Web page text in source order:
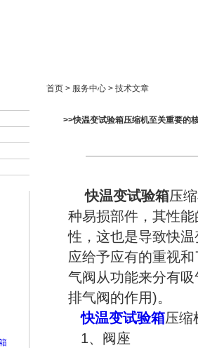
首页 > 服务中心 > 技术文章
>>快温变试验箱压缩机至关重要的
快温变试验箱压
种易损部件，其性
性，这也是导致快
应给予应有的重视
气阀从功能来分有
排气阀的作用)。
快温变试验箱压缩
1、阀座